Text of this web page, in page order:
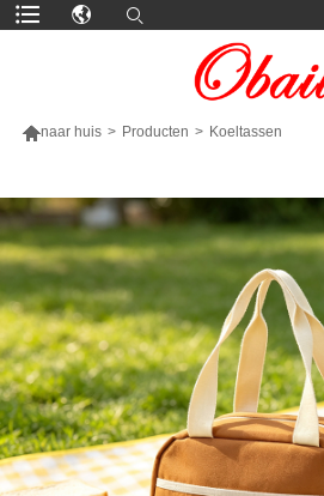
naar huis > Producten > Koeltassen